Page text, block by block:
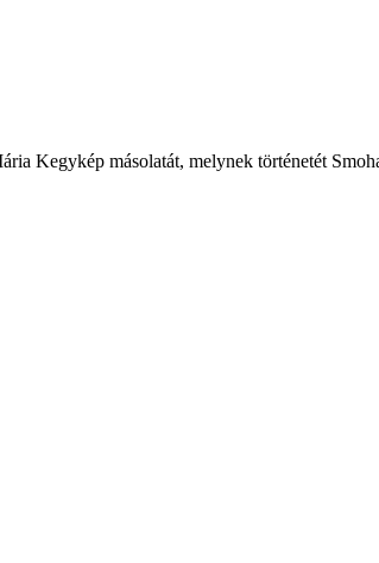
Kegykép másolatát, melynek történetét